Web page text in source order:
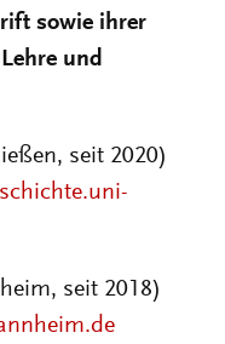
sowie ihrer
und
seit 2020)
seit 2018)